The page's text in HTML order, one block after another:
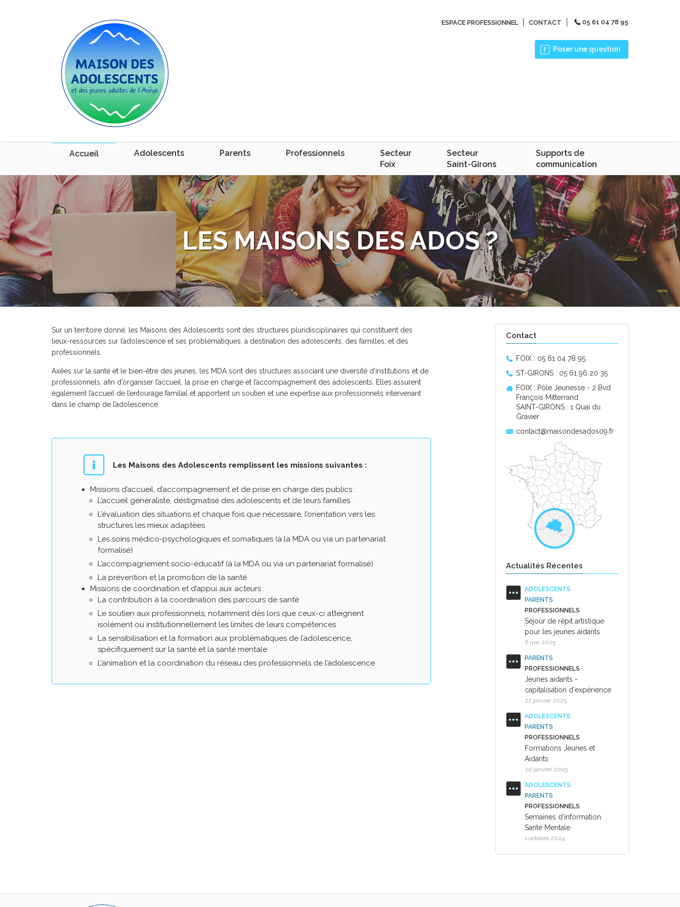
ESPACE PROFESSIONNEL CONTACT 05 61 04 78 95
Poser une question
Accueil Adolescents Parents Professionnels
Secteur
Foix
Secteur
Saint-Girons
Supports de
communication
LES MAISONS DES ADOS ?
Sur un territoire donné, les Maisons des Adolescents sont des structures pluridisciplinaires qui constituent des
lieux-ressources sur l’adolescence et ses problématiques, à destination des adolescents, des familles, et des
professionnels.
Axées sur la santé et le bien-être des jeunes, les MDA sont des structures associant une diversité d’institutions et de
professionnels, afin d’organiser l’accueil, la prise en charge et l’accompagnement des adolescents. Elles assurent
également l’accueil de l’entourage familial et apportent un soutien et une expertise aux professionnels intervenant
dans le champ de l’adolescence.
Les Maisons des Adolescents remplissent les missions suivantes :
Missions d’accueil, d’accompagnement et de prise en charge des publics :
L’accueil généraliste, déstigmatisé des adolescents et de leurs familles
L’évaluation des situations et chaque fois que nécessaire, l’orientation vers les
structures les mieux adaptées
Les soins médico-psychologiques et somatiques (à la MDA ou via un partenariat
formalisé)
L’accompagnement socio-éducatif (à la MDA ou via un partenariat formalisé)
La prévention et la promotion de la santé
Missions de coordination et d’appui aux acteurs :
La contribution à la coordination des parcours de santé
Le soutien aux professionnels, notamment dès lors que ceux-ci atteignent
isolément ou institutionnellement les limites de leurs compétences
La sensibilisation et la formation aux problématiques de l’adolescence,
spécifiquement sur la santé et la santé mentale
L’animation et la coordination du réseau des professionnels de l’adolescence
Contact
FOIX : 05 61 04 78 95
ST-GIRONS : 05 61 96 20 35
FOIX : Pôle Jeunesse - 2 Bvd
François Mitterrand
SAINT-GIRONS : 1 Quai du
Gravier
contact@maisondesados09.fr
Actualités Récentes
ADOLESCENTS
PARENTS
PROFESSIONNELS
Séjour de répit artistique
pour les jeunes aidants
6 mai 2025
PARENTS
PROFESSIONNELS
Jeunes aidants -
capitalisation d'expérience
27 janvier 2025
ADOLESCENTS
PARENTS
PROFESSIONNELS
Formations Jeunes et
Aidants
20 janvier 2025
ADOLESCENTS
PARENTS
PROFESSIONNELS
Semaines d'information
Santé Mentale
1 octobre 2024